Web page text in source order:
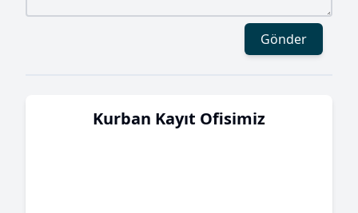
Gönder
Kurban Kayıt Ofisimiz